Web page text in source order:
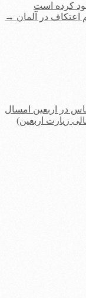
کرده است
اعتکاف در آلمان →
زیارت اربعین)